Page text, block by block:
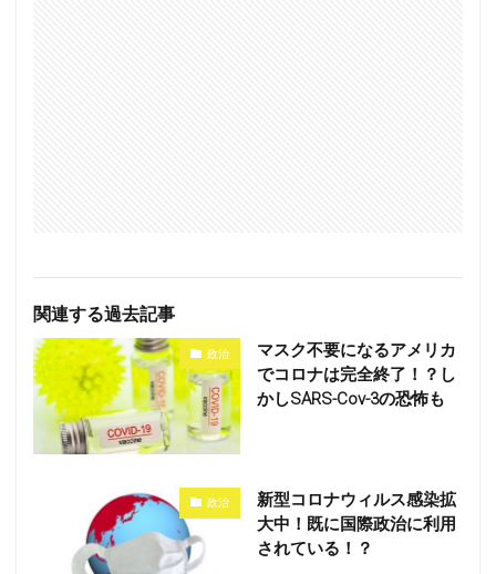
関連する過去記事
政治
マスク不要になるアメリカ
でコロナは完全終了！？し
かしSARS-Cov-3の恐怖も
政治
新型コロナウィルス感染拡
大中！既に国際政治に利用
されている！？